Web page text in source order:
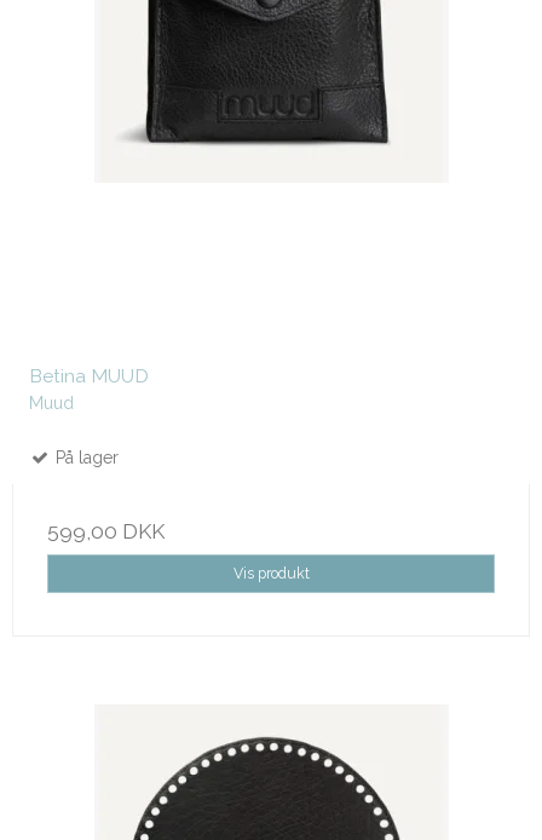
Betina MUUD
Muud
På lager
599,00 DKK
Vis produkt